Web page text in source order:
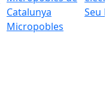
Micropobles
Seu